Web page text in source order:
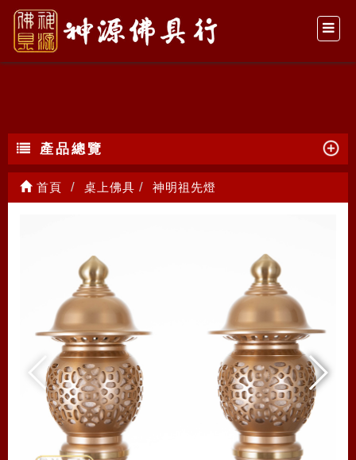
神明祖先燈
產品總覽
首頁 桌上佛具 神明祖先燈